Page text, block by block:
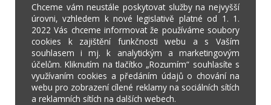
Chceme vám neustále poskytovat služby na nejvyšší
úrovni, vzhledem k nové legislativě platné od 1. 1.
2022 Vás chceme informovat že používáme soubory
cookies k zajištění funkčnosti webu a s Vaším
souhlasem i mj. k analytickým a marketingovým
účelům. Kliknutím na tlačítko „Rozumím“ souhlasíte s
využívaním cookies a předáním údajů o chování na
webu pro zobrazení cílené reklamy na sociálních sítích
a reklamních sítích na dalších webech.